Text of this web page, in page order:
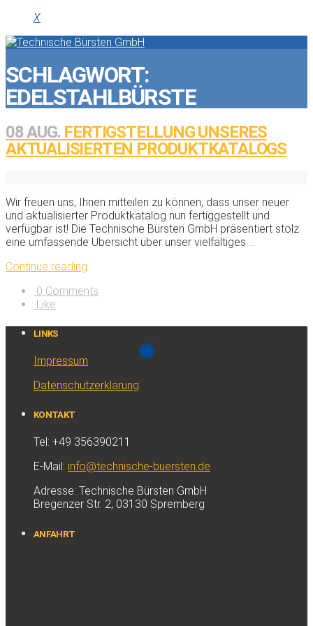
X
SCHLAGWORT:
EDELSTAHLBÜRSTE
08 AUG. FERTIGSTELLUNG UNSERES
AKTUALISIERTEN PRODUKTKATALOGS
Wir freuen uns, Ihnen mitteilen zu können, dass unser neuer
und aktualisierter Produktkatalog nun fertiggestellt und
verfügbar ist! Die Technische Bürsten GmbH präsentiert stolz
eine umfassende Übersicht über unser vielfältiges ...
Continue reading
0 Comments
Like
LINKS
Impressum
Datenschutzerklärung
KONTAKT
Tel: +49 356390211
E-Mail: info@technische-buersten.de
Adresse: Technische Bürsten GmbH
Bregenzer Str. 2, 03130 Spremberg
ANFAHRT